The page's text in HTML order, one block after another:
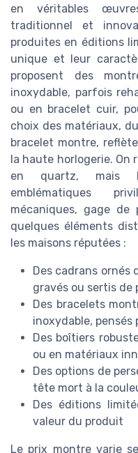
en véritables
traditionnel et
produites en éditions
unique et leur
proposent des
inoxydable, parfois
ou en bracelet cuir,
choix des matériaux,
bracelet montre,
la haute horlogerie. On
en quartz, mais
emblématiques
mécaniques, gage
quelques éléments
les maisons réputées :
Des cadrans ornés
gravés ou sertis de
Des bracelets
inoxydable, pensés
Des boîtiers
ou en matériaux
Des options de
tête mort à la
Des éditions
valeur du produit
Le prix montre varie